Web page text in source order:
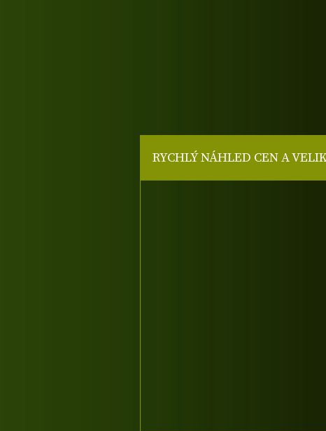
RYCHLÝ NÁHLED CEN A